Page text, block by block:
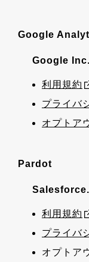
Google
Google Inc.
利用規約
プライバ
オプトア
Pardot
利用規約
プライバ
オプトア